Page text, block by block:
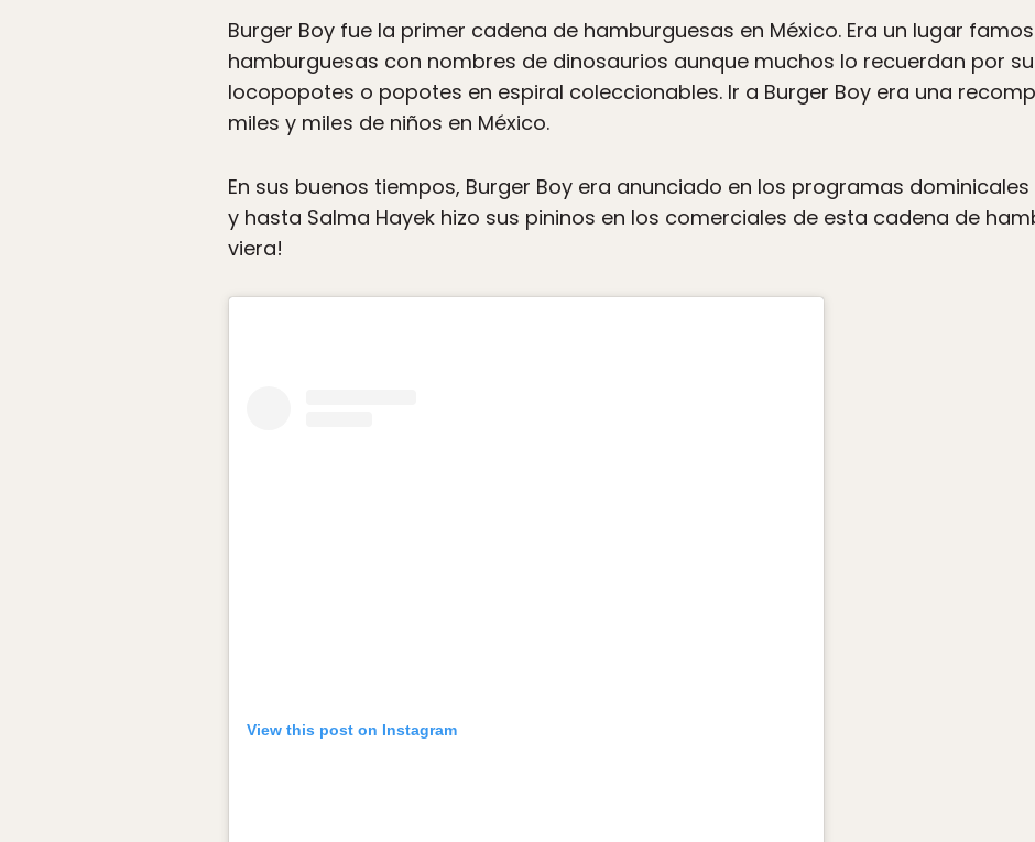
Burger Boy fue la primer cadena de hamburguesas en México. Era un lugar
hamburguesas con nombres de dinosaurios aunque muchos lo recuerdan por
locopopotes o popotes en espiral coleccionables. Ir a Burger Boy era una
miles y miles de niños en México.
En sus buenos tiempos, Burger Boy era anunciado en los programas
y hasta Salma Hayek hizo sus pininos en los comerciales de esta cadena de
viera!
View this post on Instagram